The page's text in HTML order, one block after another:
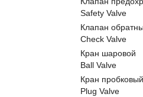
Safety Valve
Клапан
Check Valve
Кран шаровой
Ball Valve
Кран пробковый
Plug Valve